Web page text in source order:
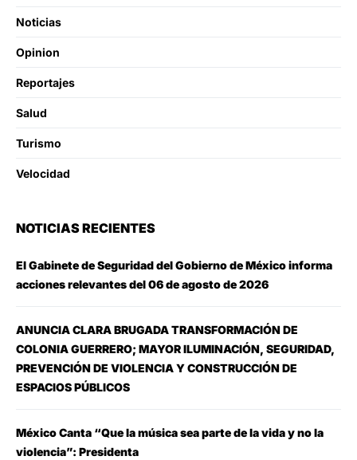
Noticias
Opinion
Reportajes
Salud
Turismo
Velocidad
NOTICIAS RECIENTES
El Gabinete de Seguridad del Gobierno de México informa
acciones relevantes del 06 de agosto de 2026
ANUNCIA CLARA BRUGADA TRANSFORMACIÓN DE
COLONIA GUERRERO; MAYOR ILUMINACIÓN, SEGURIDAD,
PREVENCIÓN DE VIOLENCIA Y CONSTRUCCIÓN DE
ESPACIOS PÚBLICOS
México Canta “Que la música sea parte de la vida y no la
violencia”: Presidenta